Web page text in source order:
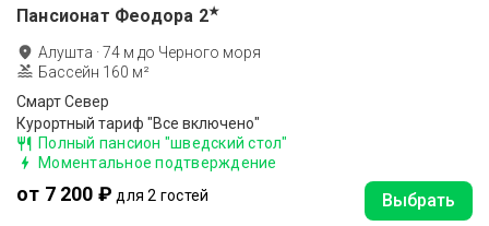
Пансионат Феодора 2★
Алушта ·74 м до Черного моря
Бассейн 160 м²
Смарт Север
Курортный тариф "Все включено"
Полный пансион "шведский стол"
Моментальное подтверждение
от 7 200 ₽ для 2 гостей Выбрать